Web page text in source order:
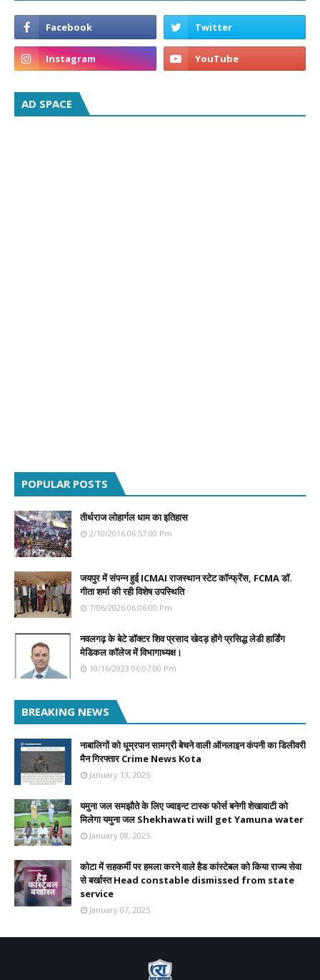
AD SPACE
POPULAR POSTS
तीर्थराज लोहार्गल धाम का इतिहास
2/10/2016 06:57:00 Pm
जयपुर में संपन्न हुई ICMAI राजस्थान स्टेट कॉन्फ्रेंस, FCMA डॉ.
गीता शर्मा की रही विशेष उपस्थिति
7/06/2026 06:06:00 Pm
नवलगढ़ के बेटे डॉक्टर शिव प्रसाद खेदड़ होंगे प्रसिद्ध लेडी हार्डिंग
मेडिकल कॉलेज में विभागाध्यक्ष।
10/16/2023 06:07:00 Pm
BREAKING NEWS
नाबालिगों को धूम्रपान सामग्री बेचने वाली ऑनलाइन कंपनी का डिलीवरी
मैन गिरफ्तार Crime News Kota
January 13, 2025
यमुना जल समझौते के लिए ज्वाइन्ट टास्क फोर्स बनेगी शेखावाटी को
मिलेगा यमुना जल Shekhawati will get Yamuna water
January 08, 2025
कोटा में सहकर्मी पर हमला करने वाले हैड कांस्टेबल को किया राज्य सेवा
से बर्खास्त Head constable dismissed from state
service
January 07, 2025